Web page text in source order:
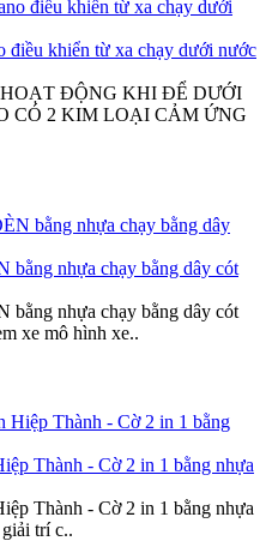
điều khiển từ xa chạy dưới nước
ĐỘNG KHI ĐỂ DƯỚI
CÓ 2 KIM LOẠI CẢM ỨNG
bằng nhựa chạy bằng dây cót
bằng nhựa chạy bằng dây cót
xe mô hình xe..
Thành - Cờ 2 in 1 bằng nhựa
Thành - Cờ 2 in 1 bằng nhựa
trí c..